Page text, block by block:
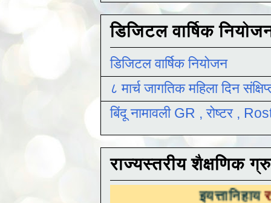
डिजिटल वार्षिक
डिजिटल वार्षिक नियोजन
८ मार्च जागतिक महिला दिन
बिंदू नामावली GR , रोष्टर ,
राज्यस्तरीय शैक्षणिक
राज्यस्तरीय